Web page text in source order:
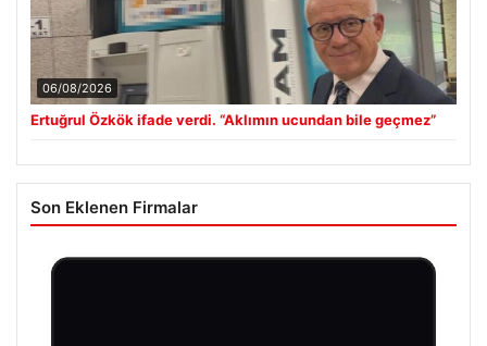
06/08/2026
Ertuğrul Özkök ifade verdi. “Aklımın ucundan bile geçmez”
Son Eklenen Firmalar